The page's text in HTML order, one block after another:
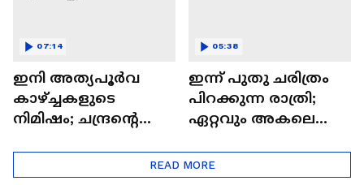
ഇനി അത്യപൂര്‍വ
കാഴ്ച്ചകളുടെ
നിമിഷം; ചന്ദ്രന്റെ
ഒറിയോണിന്റെ യാത്ര
ആരംഭിച്ചു
07:14
ഇന്ന് പുതു ചരിത്രം
പിറക്കുന്ന രാത്രി;
ഏറ്റവും അകലെ
05:38
READ MORE